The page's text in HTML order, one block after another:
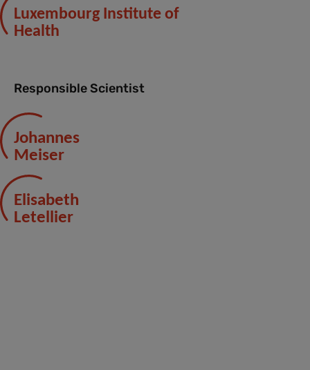
Luxembourg Institute of
Health
Responsible Scientist
Johannes
Meiser
Elisabeth
Letellier